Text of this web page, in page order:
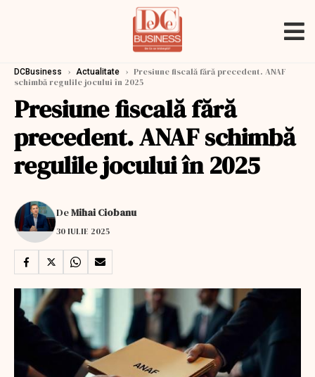
DCBusiness › Actualitate › Presiune fiscală fără precedent. ANAF
schimbă regulile jocului în 2025
Presiune fiscală fără
precedent. ANAF schimbă
regulile jocului în 2025
DeMihai Ciobanu
30 IULIE 2025